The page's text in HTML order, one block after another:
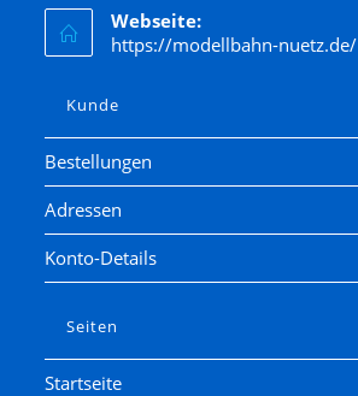
Webseite:
https://modellbahn-nuetz.de/
Kunde
Bestellungen
Adressen
Konto-Details
Seiten
Startseite